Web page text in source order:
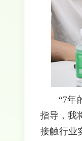
“7年
指导，我
接触行业